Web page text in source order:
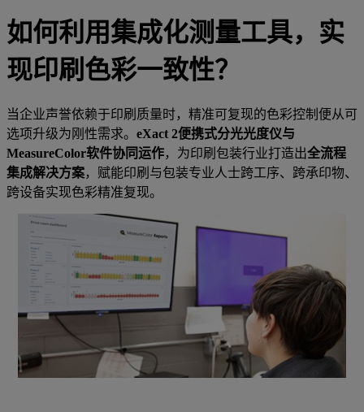
如何利用集成化测量工具，实
现印刷色彩一致性？
当企业声誉依赖于印刷质量时，精准可复现的色彩控制便从可
选项升级为刚性需求。 eXact 2便携式分光光度仪与
MeasureColor软件协同运作，为印刷包装行业打造出全流程
集成解决方案，赋能印刷与包装专业人士跨工序、跨承印物、
跨设备实现色彩精准复现。